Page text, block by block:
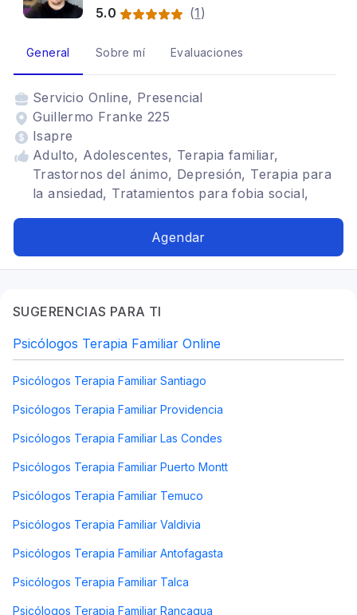
5.0
(1 )
General Sobre mí Evaluaciones
Servicio Online, Presencial
Guillermo Franke 225
Isapre
Adulto, Adolescentes, Terapia familiar,
Trastornos del ánimo, Depresión, Terapia para
la ansiedad, Tratamientos para fobia social,
deportiva, Terapia de pareja, Trastornos de la
Agendar
SUGERENCIAS PARA TI
Psicólogos Terapia Familiar Online
Psicólogos Terapia Familiar Santiago
Psicólogos Terapia Familiar Providencia
Psicólogos Terapia Familiar Las Condes
Psicólogos Terapia Familiar Puerto Montt
Psicólogos Terapia Familiar Temuco
Psicólogos Terapia Familiar Valdivia
Psicólogos Terapia Familiar Antofagasta
Psicólogos Terapia Familiar Talca
Psicólogos Terapia Familiar Rancagua